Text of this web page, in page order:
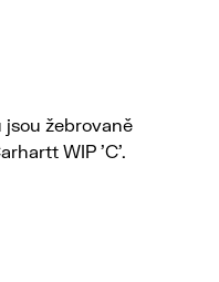
žebrovaně
WIP 'C'.